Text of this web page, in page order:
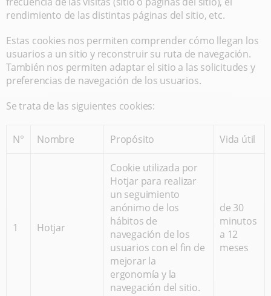
rendimiento de las distintas páginas del sitio, etc.
Estas cookies nos permiten comprender cómo llegan los
usuarios a un sitio y reconstruir su ruta de navegación.
También nos permiten adaptar el sitio a las solicitudes y
preferencias de navegación de los usuarios.
Se trata de las siguientes cookies:
N° Nombre Propósito Vida útil
1 Hotjar
Cookie utilizada por
Hotjar para realizar
un seguimiento
anónimo de los
hábitos de
navegación de los
usuarios con el fin de
mejorar la
ergonomía y la
navegación del sitio.
de 30
minutos
a 12
meses